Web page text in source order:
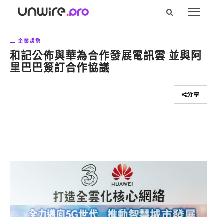
企業趨勢
和記公佈與華為合作發展電訊雲 並與阿
里巴巴簽訂合作協議
分享